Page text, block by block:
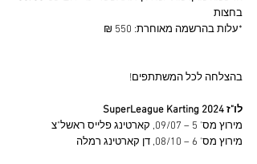
בחצות
*עלות בהרשמה מאוחרת: 550 ₪
בהצלחה לכל המשתתפים!
לו"ז SuperLeague Karting 2024
מירוץ מס' 5 – 09/07, קארטינג פלייס ראשל"צ
מירוץ מס' 6 – 08/10, דן קארטינג רמלה